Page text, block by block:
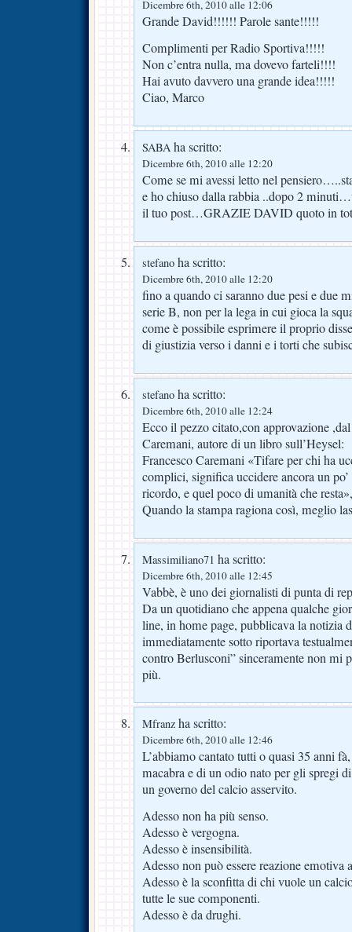
Dicembre 6th, 2010 alle 12:06
Grande David!!!!!! Parole sante!!!!!
Complimenti per Radio Sportiva!!!!!
Non c’entra nulla, ma dovevo farteli!!!!
Hai avuto davvero una grande idea!!!!!
Ciao, Marco
SABA ha scritto:
Dicembre 6th, 2010 alle 12:20
Come se mi avessi letto nel
e ho chiuso dalla rabbia ..dopo 2
il tuo post…GRAZIE DAVID quoto in
stefano ha scritto:
Dicembre 6th, 2010 alle 12:20
fino a quando ci saranno due pesi e due
serie B, non per la lega in cui gioca la
come è possibile esprimere il proprio
di giustizia verso i danni e i torti che
stefano ha scritto:
Dicembre 6th, 2010 alle 12:24
Ecco il pezzo citato,con approvazione
Caremani, autore di un libro sull’Heysel:
Francesco Caremani «Tifare per chi ha
complici, significa uccidere ancora un
ricordo, e quel poco di umanità che
Quando la stampa ragiona così, meglio
Massimiliano71 ha scritto:
Dicembre 6th, 2010 alle 12:45
Vabbè, è uno dei giornalisti di punta di
Da un quotidiano che appena qualche
line, in home page, pubblicava la notizia
immediatamente sotto riportava
contro Berlusconi” sinceramente non mi
più.
Mfranz ha scritto:
Dicembre 6th, 2010 alle 12:46
L’abbiamo cantato tutti o quasi 35 anni
macabra e di un odio nato per gli spregi
un governo del calcio asservito.
Adesso non ha più senso.
Adesso è vergogna.
Adesso è insensibilità.
Adesso non può essere reazione emotiva
Adesso è la sconfitta di chi vuole un
tutte le sue componenti.
Adesso è da drughi.